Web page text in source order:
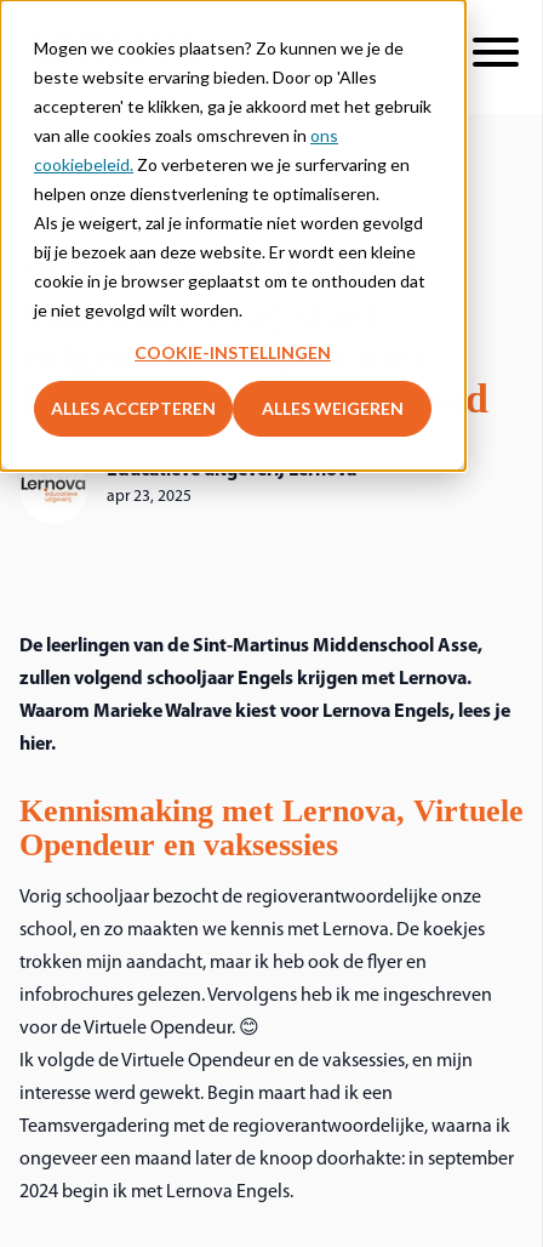
Mogen we cookies plaatsen? Zo kunnen we je de
beste website ervaring bieden. Door op 'Alles
accepteren' te klikken, ga je akkoord met het gebruik
van alle cookies zoals omschreven in ons
cookiebeleid. Zo verbeteren we je surfervaring en
helpen onze dienstverlening te optimaliseren.
Als je weigert, zal je informatie niet worden gevolgd
bij je bezoek aan deze website. Er wordt een kleine
cookie in je browser geplaatst om te onthouden dat
je niet gevolgd wilt worden.
COOKIE-INSTELLINGEN
ALLES ACCEPTEREN ALLES WEIGEREN
STARTERS ENGELS
Marieke Walrave (Sint-
Martinus Asse) start
volgend schooljaar met
Lernova Engels 1ste graad
Educatieve uitgeverij Lernova
apr 23, 2025
De leerlingen van de Sint-Martinus Middenschool Asse,
zullen volgend schooljaar Engels krijgen met Lernova.
Waarom Marieke Walrave kiest voor Lernova Engels, lees je
hier.
Kennismaking met Lernova, Virtuele
Opendeur en vaksessies
Vorig schooljaar bezocht de regioverantwoordelijke onze
school, en zo maakten we kennis met Lernova. De koekjes
trokken mijn aandacht, maar ik heb ook de flyer en
infobrochures gelezen. Vervolgens heb ik me ingeschreven
voor de Virtuele Opendeur. 😊
Ik volgde de Virtuele Opendeur en de vaksessies, en mijn
interesse werd gewekt. Begin maart had ik een
Teamsvergadering met de regioverantwoordelijke, waarna ik
ongeveer een maand later de knoop doorhakte: in september
2024 begin ik met Lernova Engels.